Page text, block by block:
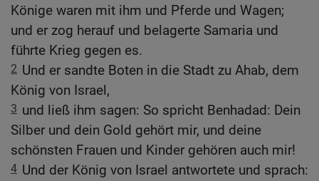
Könige waren mit ihm und Pferde und Wagen;
und er zog herauf und belagerte Samaria und
führte Krieg gegen es.
2 Und er sandte Boten in die Stadt zu Ahab, dem
König von Israel,
3 und ließ ihm sagen: So spricht Benhadad: Dein
Silber und dein Gold gehört mir, und deine
schönsten Frauen und Kinder gehören auch mir!
4 Und der König von Israel antwortete und sprach: